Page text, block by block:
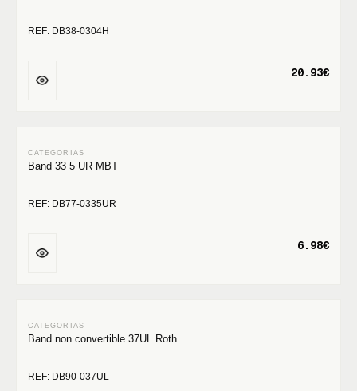
REF: DB38-0304H
20.93€
Band 33 5 UR MBT
REF: DB77-0335UR
6.98€
Band non convertible 37UL Roth
REF: DB90-037UL